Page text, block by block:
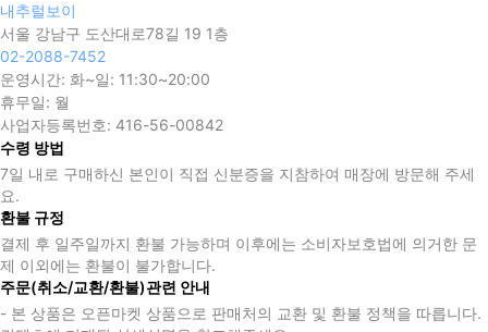
내추럴보이
서울 강남구 도산대로78길 19 1층
02-2088-7452
운영시간: 화~일: 11:30~20:00
휴무일: 월
사업자등록번호: 416-56-00842
수령 방법
7일 내로 구매하신 본인이 직접 신분증을 지참하여 매장에 방문해 주세
요.
환불 규정
결제 후 일주일까지 환불 가능하며 이후에는 소비자보호법에 의거한 문
제 이외에는 환불이 불가합니다.
주문(취소/교환/환불)관련 안내
- 본 상품은 오픈마켓 상품으로 판매처의 교환 및 환불 정책을 따릅니다.